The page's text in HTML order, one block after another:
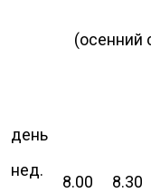
(осенний
день
нед.
8.00 8.30